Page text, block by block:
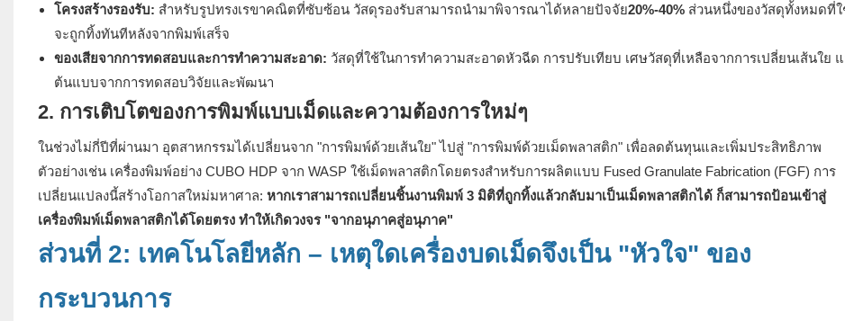
โครงสร้างรองรับ: สำหรับรูปทรงเรขาคณิตที่ซับซ้อน วัสดุรองรับสามารถนำมาพิจารณาได้หลายปัจจัย20%-40%ส่วนหนึ่งของวัสดุทั้งหมดที่
จะถูกทิ้งทันทีหลังจากพิมพ์เสร็จ
ของเสียจากการทดสอบและการทำความสะอาด: วัสดุที่ใช้ในการทำความสะอาดหัวฉีด การปรับเทียบ เศษวัสดุที่เหลือจากการเปลี่ยนเส้นใย
ต้นแบบจากการทดสอบวิจัยและพัฒนา
2. การเติบโตของการพิมพ์แบบเม็ดและความต้องการใหม่ๆ
ในช่วงไม่กี่ปีที่ผ่านมา อุตสาหกรรมได้เปลี่ยนจาก "การพิมพ์ด้วยเส้นใย" ไปสู่ ​​"การพิมพ์ด้วยเม็ดพลาสติก" เพื่อลดต้นทุนและเพิ่มประสิทธิภาพ
ตัวอย่างเช่น เครื่องพิมพ์อย่าง CUBO HDP จาก WASP ใช้เม็ดพลาสติกโดยตรงสำหรับการผลิตแบบ Fused Granulate Fabrication (FGF) การ
เปลี่ยนแปลงนี้สร้างโอกาสใหม่มหาศาล: หากเราสามารถเปลี่ยนชิ้นงานพิมพ์ 3 มิติที่ถูกทิ้งแล้วกลับมาเป็นเม็ดพลาสติกได้ ก็สามารถป้อนเข้าสู่
เครื่องพิมพ์เม็ดพลาสติกได้โดยตรง ทำให้เกิดวงจร "จากอนุภาคสู่อนุภาค"
ส่วนที่ 2: เทคโนโลยีหลัก – เหตุใดเครื่องบดเม็ดจึงเป็น "หัวใจ" ของ
กระบวนการ